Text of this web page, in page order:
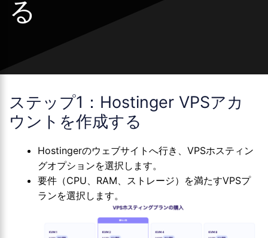
る
ステップ1：Hostinger VPSアカ
ウントを作成する
Hostingerのウェブサイトへ行き、VPSホスティン
グオプションを選択します。
要件（CPU、RAM、ストレージ）を満たすVPSプ
ランを選択します。